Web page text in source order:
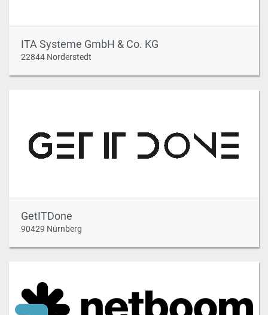
ITA Systeme GmbH & Co. KG
22844 Norderstedt
GetITDone
90429 Nürnberg